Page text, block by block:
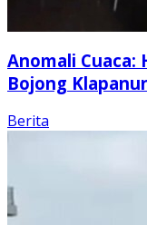
Anomali Cuaca:
Bojong
Berita